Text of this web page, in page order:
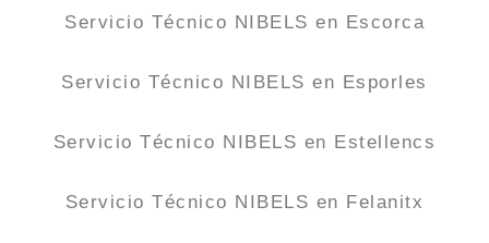
Servicio Técnico NIBELS en Escorca
Servicio Técnico NIBELS en Esporles
Servicio Técnico NIBELS en Estellencs
Servicio Técnico NIBELS en Felanitx